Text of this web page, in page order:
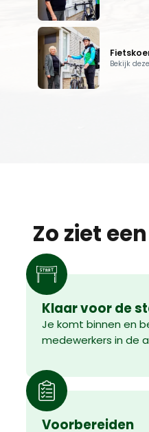
Bekijk
Zo ziet
Klaar voor de
Je komt binnen en
medewerkers in de
Voorbereiden